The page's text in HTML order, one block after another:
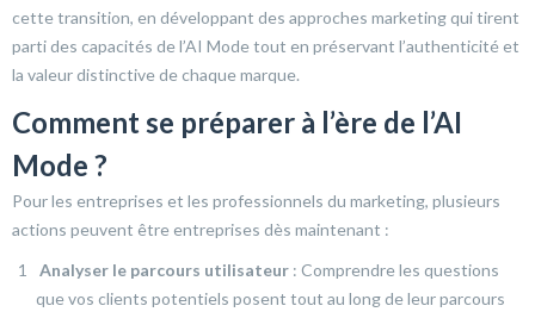
cette transition, en développant des approches marketing qui tirent
parti des capacités de l’AI Mode tout en préservant l’authenticité et
la valeur distinctive de chaque marque.
Comment se préparer à l’ère de l’AI
Mode ?
Pour les entreprises et les professionnels du marketing, plusieurs
actions peuvent être entreprises dès maintenant :
Analyser le parcours utilisateur : Comprendre les questions
que vos clients potentiels posent tout au long de leur parcours